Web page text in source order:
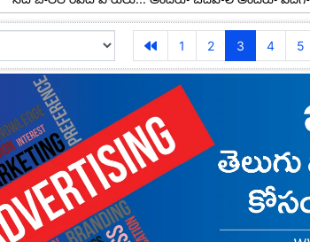
1 2 3 4 5